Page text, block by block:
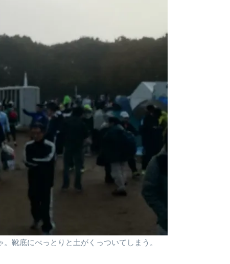
靴底にべっとりと土がくっついてしまう。